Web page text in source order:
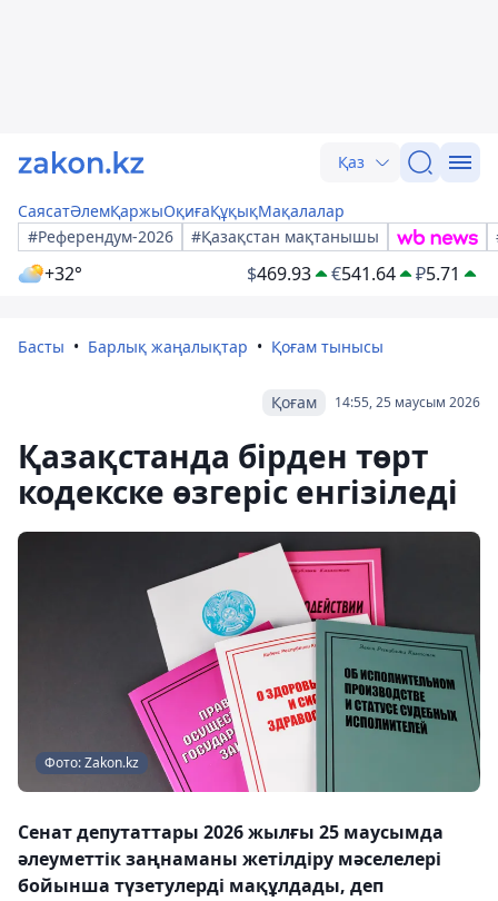
Қаз
СаясатӘлемҚаржыОқиғаҚұқықМақалалар
#Референдум-2026
#Қазақстан мақтанышы
+32° $469.93 €541.64 ₽5.71
Басты Барлық жаңалықтар Қоғам тынысы
14:55, 25 маусым 2026
Қоғам
Қазақстанда бірден төрт
кодекске өзгеріс енгізіледі
Фото: Zakon.kz
Сенат депутаттары 2026 жылғы 25 маусымда
әлеуметтік заңнаманы жетілдіру мәселелері
бойынша түзетулерді мақұлдады, деп